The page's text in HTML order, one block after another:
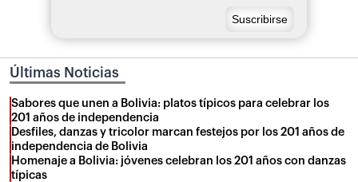
Últimas Noticias
Sabores que unen a Bolivia: platos típicos para celebrar los
201 años de independencia
Desfiles, danzas y tricolor marcan festejos por los 201 años de
independencia de Bolivia
Homenaje a Bolivia: jóvenes celebran los 201 años con danzas
típicas